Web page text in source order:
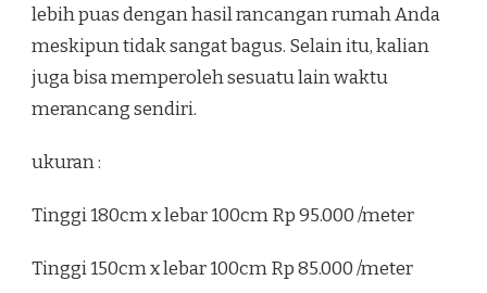
lebih puas dengan hasil rancangan rumah Anda
meskipun tidak sangat bagus. Selain itu, kalian
juga bisa memperoleh sesuatu lain waktu
merancang sendiri.
ukuran :
Tinggi 180cm x lebar 100cm Rp 95.000 /meter
Tinggi 150cm x lebar 100cm Rp 85.000 /meter